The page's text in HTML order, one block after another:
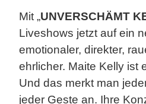
Mit „UNVERSCHÄMT
Liveshows jetzt auf ein
emotionaler, direkter,
ehrlicher. Maite Kelly ist
Und das merkt man
jeder Geste an. Ihre